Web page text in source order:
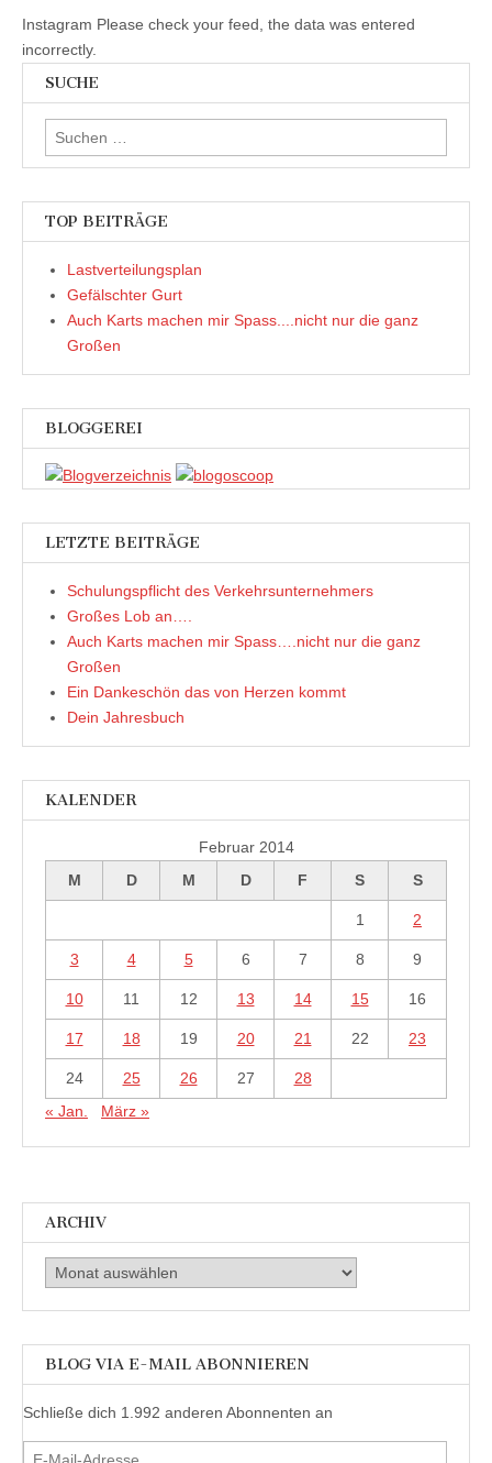
Instagram Please check your feed, the data was entered
incorrectly.
SUCHE
Suchen
nach:
TOP BEITRÄGE
Lastverteilungsplan
Gefälschter Gurt
Auch Karts machen mir Spass....nicht nur die ganz
Großen
BLOGGEREI
LETZTE BEITRÄGE
Schulungspflicht des Verkehrsunternehmers
Großes Lob an….
Auch Karts machen mir Spass….nicht nur die ganz
Großen
Ein Dankeschön das von Herzen kommt
Dein Jahresbuch
KALENDER
Februar 2014
M
D M D F S S
1 2
3 4 5 6 7 8 9
10 11 12 13 14 15 16
17 18 19 20 21 22 23
24 25 26 27
28
« Jan.
März »
ARCHIV
Archiv
BLOG VIA E-MAIL ABONNIEREN
Schließe dich 1.992 anderen Abonnenten an
E-